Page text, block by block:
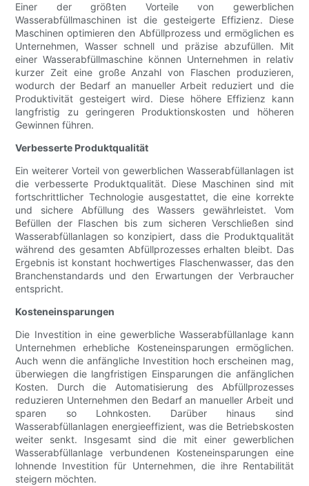
Einer der größten Vorteile von gewerblichen
Wasserabfüllmaschinen ist die gesteigerte Effizienz. Diese
Maschinen optimieren den Abfüllprozess und ermöglichen es
Unternehmen, Wasser schnell und präzise abzufüllen. Mit
einer Wasserabfüllmaschine können Unternehmen in relativ
kurzer Zeit eine große Anzahl von Flaschen produzieren,
wodurch der Bedarf an manueller Arbeit reduziert und die
Produktivität gesteigert wird. Diese höhere Effizienz kann
langfristig zu geringeren Produktionskosten und höheren
Gewinnen führen.
Verbesserte Produktqualität
Ein weiterer Vorteil von gewerblichen Wasserabfüllanlagen ist
die verbesserte Produktqualität. Diese Maschinen sind mit
fortschrittlicher Technologie ausgestattet, die eine korrekte
und sichere Abfüllung des Wassers gewährleistet. Vom
Befüllen der Flaschen bis zum sicheren Verschließen sind
Wasserabfüllanlagen so konzipiert, dass die Produktqualität
während des gesamten Abfüllprozesses erhalten bleibt. Das
Ergebnis ist konstant hochwertiges Flaschenwasser, das den
Branchenstandards und den Erwartungen der Verbraucher
entspricht.
Kosteneinsparungen
Die Investition in eine gewerbliche Wasserabfüllanlage kann
Unternehmen erhebliche Kosteneinsparungen ermöglichen.
Auch wenn die anfängliche Investition hoch erscheinen mag,
überwiegen die langfristigen Einsparungen die anfänglichen
Kosten. Durch die Automatisierung des Abfüllprozesses
reduzieren Unternehmen den Bedarf an manueller Arbeit und
sparen so Lohnkosten. Darüber hinaus sind
Wasserabfüllanlagen energieeffizient, was die Betriebskosten
weiter senkt. Insgesamt sind die mit einer gewerblichen
Wasserabfüllanlage verbundenen Kosteneinsparungen eine
lohnende Investition für Unternehmen, die ihre Rentabilität
steigern möchten.